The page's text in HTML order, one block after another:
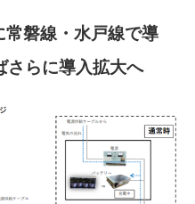
磐線・水戸線で導
らに導入拡大へ